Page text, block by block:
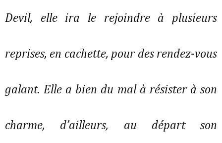
Devil, elle ira le rejoindre à plusieurs
reprises, en cachette, pour des rendez-vous
galant. Elle a bien du mal à résister à son
charme, d’ailleurs, au départ son